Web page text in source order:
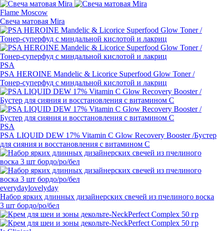
Flame Moscow
Свеча матовая Mira
PSA
PSA HEROINE Mandelic & Licorice Superfood Glow Toner /
Тонер-суперфуд с миндальной кислотой и лакриц
PSA
PSA LIQUID DEW 17% Vitamin C Glow Recovery Booster /Бустер
для сияния и восстановления с витамином С
everydaylovelyday
Набор ярких длинных дизайнерских свечей из пчелиного воска
3 шт бордо/ро/бел